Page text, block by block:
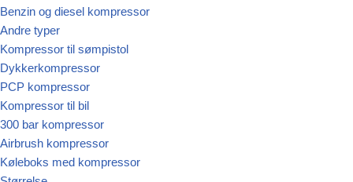
Benzin og diesel kompressor
Andre typer
Kompressor til sømpistol
Dykkerkompressor
PCP kompressor
Kompressor til bil
300 bar kompressor
Airbrush kompressor
Køleboks med kompressor